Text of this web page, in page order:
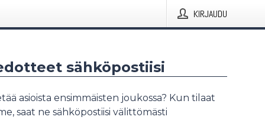
KIRJAUDU
sähköpostiisi
asioista ensimmäisten joukossa? Kun tilaat
saat ne sähköpostiisi välittömästi